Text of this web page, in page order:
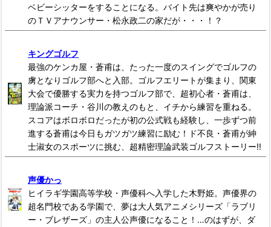
ベビーシッターをすることになる。バイト先は爽やかが売り
のＴＶアナウンサー・松永政二の家だが・・・！？
キングゴルフ
最強のケンカ屋・蒼甫は、たった一度のスイングでゴルフの
虜となりゴルフ部へと入部。ゴルフエリートが集まり、関東
大会で優勝する実力を持つゴルフ部で、超初心者・蒼甫は、
理論派コーチ・谷川の教えのもと、イチから練習を重ねる。
スコアはボロボロだったが初の公式戦も経験し、一歩ずつ前
進する蒼甫は今日もガツガツ練習に励む！ド不良・蒼甫が紳
士淑女のスポーツに挑む、超精密理論武装ゴルフストーリー!!
声優かっ
ヒイラギ学園高等学校・声優科へ入学した木野姫。声優界の
超名門校である学園で、夢は大人気アニメシリーズ「ラブリ
ー・ブレザーズ」の主人公声優になること！…のはずが、ダ